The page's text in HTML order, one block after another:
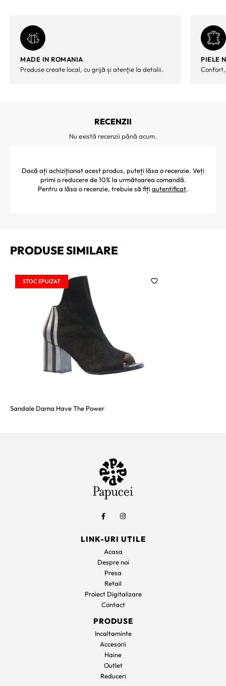
MADE IN ROMANIA
Produse create local, cu grijă și atenție la detalii.
PIELE
RECENZII
Nu există recenzii până acum.
Dacă ați achiziționat acest produs, puteți lăsa o recenzie. Veți
primi o reducere de 10% la următoarea comandă.
Pentru a lăsa o recenzie, trebuie să fiți autentificat.
PRODUSE SIMILARE
STOC EPUIZAT
Sandale Dama Have The Power
LINK-URI UTILE
Acasa
Despre noi
Presa
Retail
Proiect Digitalizare
Contact
PRODUSE
Incaltaminte
Accesorii
Haine
Outlet
Reduceri